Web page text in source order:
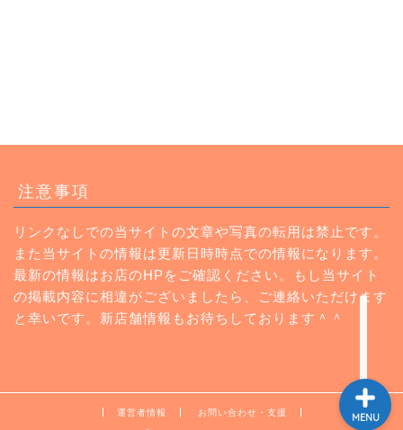
注意事項
リンクなしでの当サイトの文章や写真の転用は禁止です。
また当サイトの情報は更新日時時点での情報になります。
最新の情報はお店のHPをご確認ください。もし当サイト
の掲載内容に相違がございましたら、ご連絡いただけます
と幸いです。新店舗情報もお待ちしております＾＾
運営者情報 お問い合わせ・支援 MENU
カフェ
Instagram